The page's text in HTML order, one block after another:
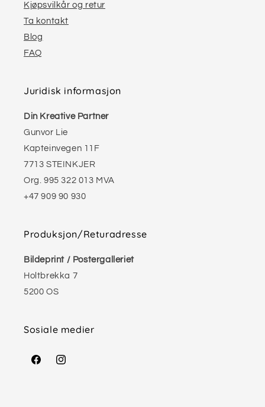
Kjøpsvilkår og retur
Ta kontakt
Blog
FAQ
Juridisk informasjon
Din Kreative Partner
Gunvor Lie
Kapteinvegen 11F
7713 STEINKJER
Org. 995 322 013 MVA
+47 909 90 930
Produksjon/Returadresse
Bildeprint / Postergalleriet
Holtbrekka 7
5200 OS
Sosiale medier
FacebookInstagram